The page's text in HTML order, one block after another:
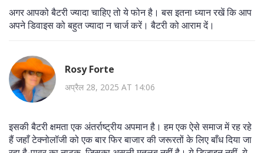
अगर आपको बैटरी ज्यादा चाहिए तो ये फोन है। बस इतना ध्यान रखें कि आप
अपने डिवाइस को बहुत ज्यादा न चार्ज करें। बैटरी को आराम दें।
Rosy Forte
अप्रैल 28, 2025 AT 14:06
इसकी बैटरी क्षमता एक अंतर्राष्ट्रीय अपमान है। हम एक ऐसे समाज में रह रहे
हैं जहाँ टेक्नोलॉजी को एक बार फिर बाजार की जरूरतों के लिए बाँध दिया जा